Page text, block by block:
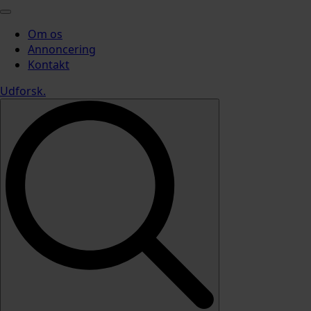
Om os
Annoncering
Kontakt
Udforsk.